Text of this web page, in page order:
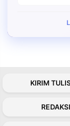
KIRIM
REDAKSI